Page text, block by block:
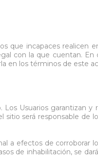
todo
lava Piezas
todo
que incapaces realicen
con la que cuentan.
en los términos de este
Usuarios garantizan y
será responsable de
a efectos de corroborar
de inhabilitación, se